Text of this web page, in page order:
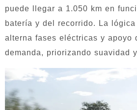
puede llegar a 1.050 km en
batería y del recorrido. La
alterna fases eléctricas y apoyo
demanda, priorizando suavidad